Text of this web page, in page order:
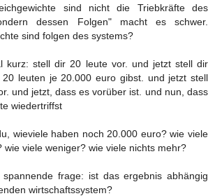
sind nicht die Triebkräfte des
dessen Folgen" macht es schwer.
sind folgen des systems?
kurz: stell dir 20 leute vor. und jetzt stell dir
leuten je 20.000 euro gibst. und jetzt stell
und jetzt, dass es vorüber ist. und nun, dass
wiedertriffst
wieviele haben noch 20.000 euro? wie viele
wie viele weniger? wie viele nichts mehr?
frage: ist das ergebnis abhängig
wirtschaftssystem?